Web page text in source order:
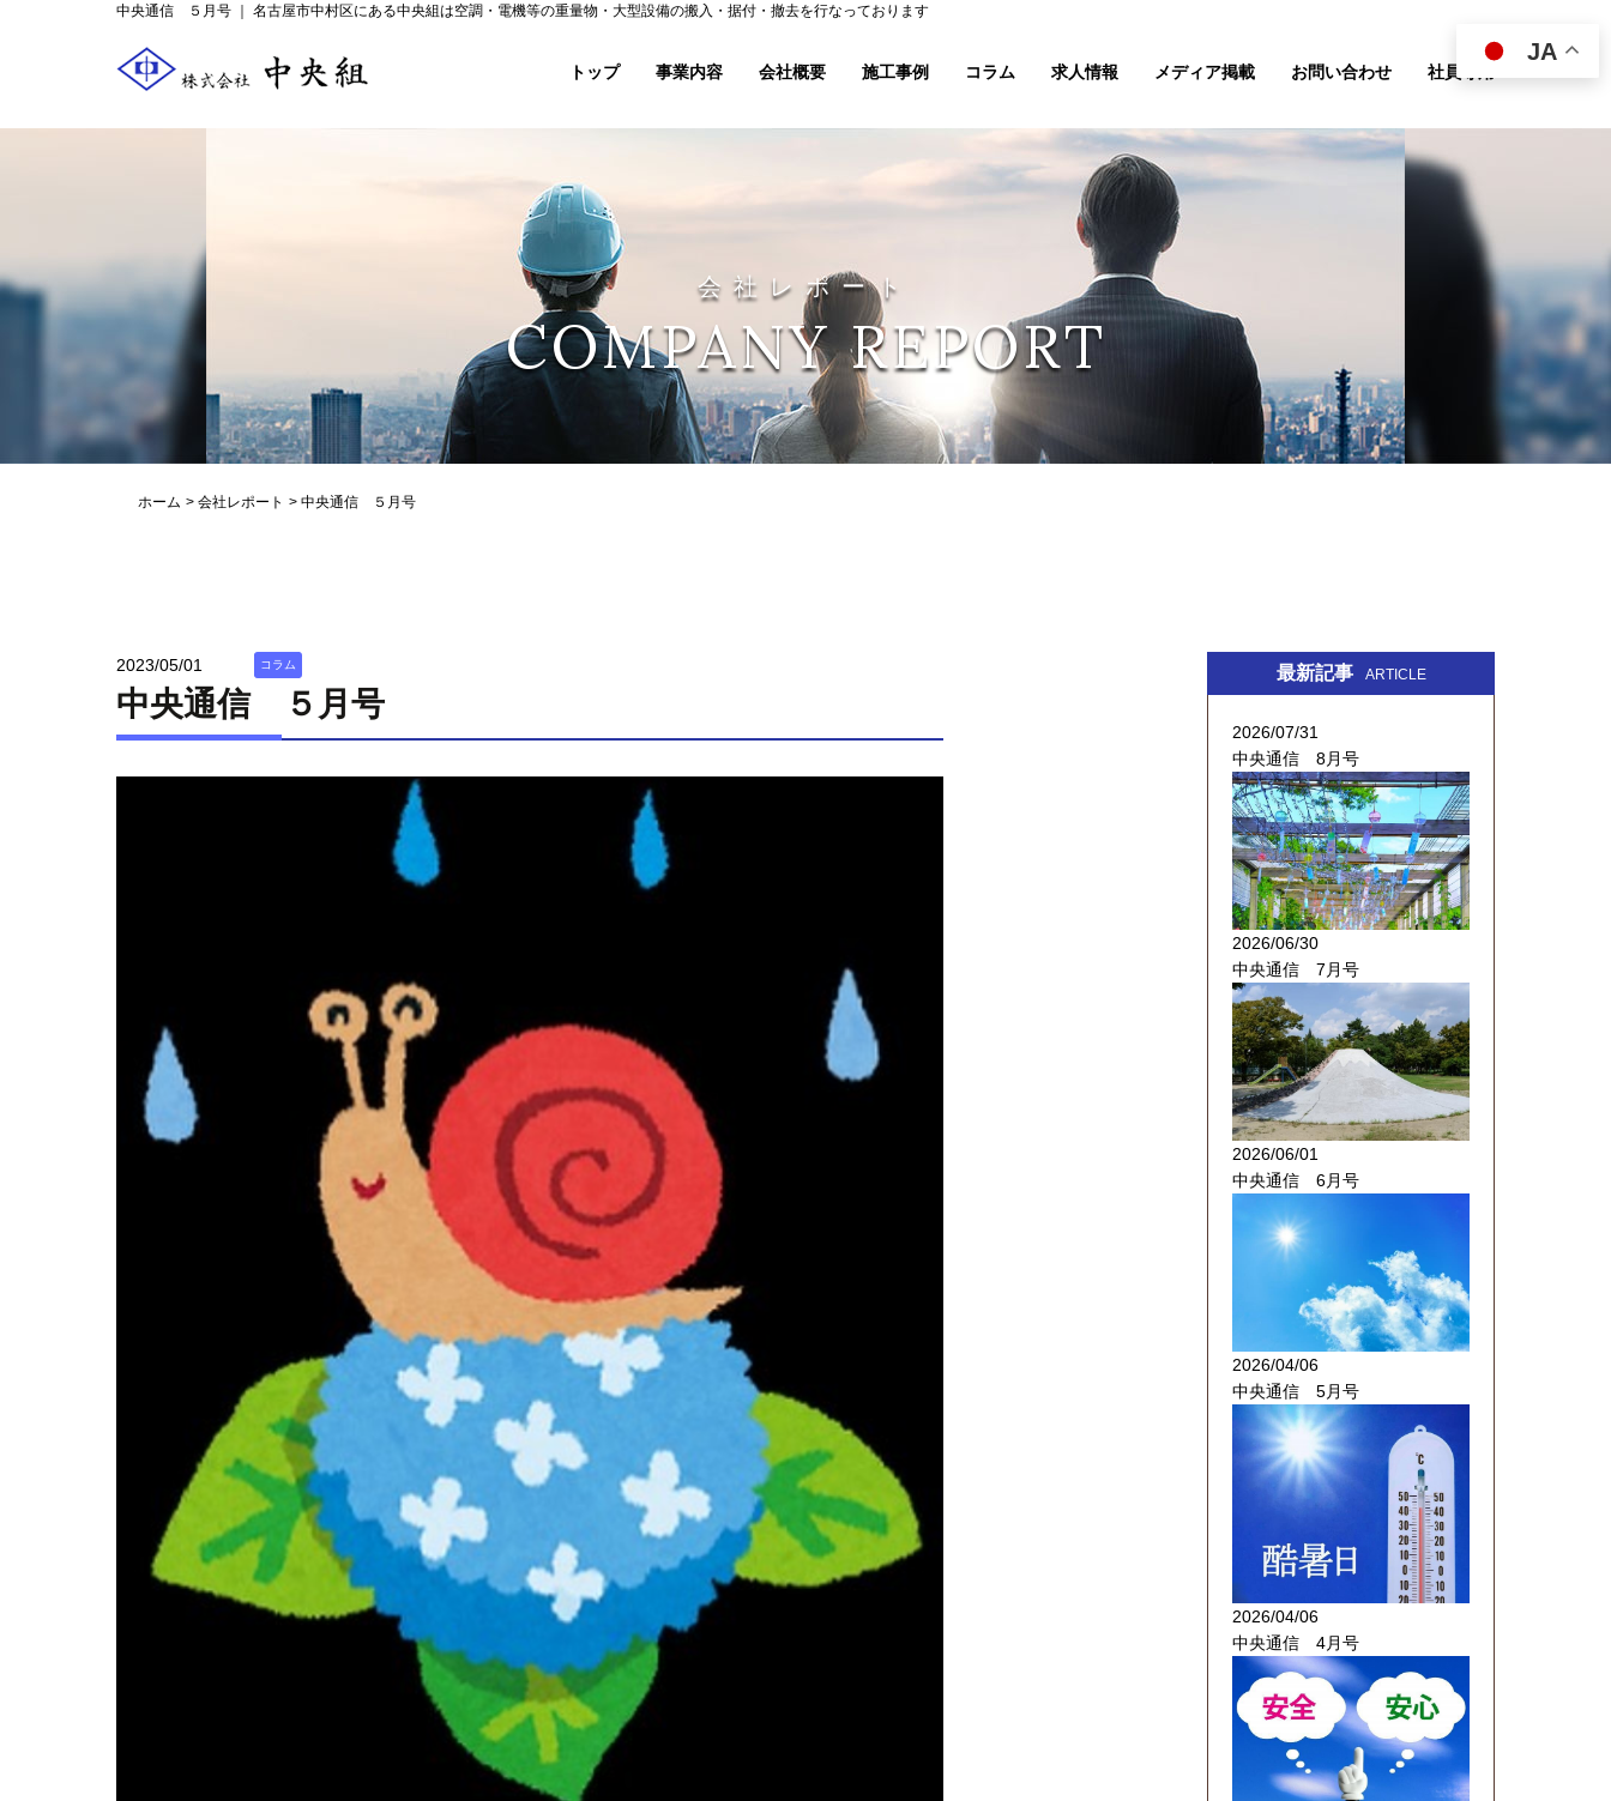
中央通信 ５月号 ｜ 名古屋市中村区にある中央組は空調・電機等の重量物・大型設備の搬入・据付・撤去を行なっております
トップ 事業内容 会社概要 施工事例 コラム 求人情報 メディア掲載 お問い合わせ 社員専用
JA
会社レポート
COMPANY REPORT
ホーム 会社レポート 中央通信 ５月号
2023/05/01 コラム
中央通信 ５月号
最新記事 ARTICLE
2026/07/31
中央通信 8月号
2026/06/30
中央通信 7月号
2026/06/01
中央通信 6月号
2026/04/06
中央通信 5月号
2026/04/06
中央通信 4月号